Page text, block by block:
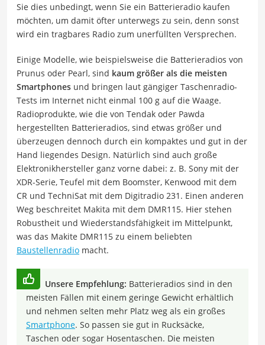
Sie dies unbedingt, wenn Sie ein Batterieradio kaufen
möchten, um damit öfter unterwegs zu sein, denn sonst
wird ein tragbares Radio zum unerfüllten Versprechen.
Einige Modelle, wie beispielsweise die Batterieradios von
Prunus oder Pearl, sind kaum größer als die meisten
Smartphones und bringen laut gängiger Taschenradio-
Tests im Internet nicht einmal 100 g auf die Waage.
Radioprodukte, wie die von Tendak oder Pawda
hergestellten Batterieradios, sind etwas größer und
überzeugen dennoch durch ein kompaktes und gut in der
Hand liegendes Design. Natürlich sind auch große
Elektronikhersteller ganz vorne dabei: z. B. Sony mit der
XDR-Serie, Teufel mit dem Boomster, Kenwood mit dem
CR und TechniSat mit dem Digitradio 231. Einen anderen
Weg beschreitet Makita mit dem DMR115. Hier stehen
Robustheit und Wiederstandsfähigkeit im Mittelpunkt,
was das Makite DMR115 zu einem beliebten
Baustellenradio macht.
Unsere Empfehlung: Batterieradios sind in den
meisten Fällen mit einem geringe Gewicht erhältlich
und nehmen selten mehr Platz weg als ein großes
Smartphone. So passen sie gut in Rucksäcke,
Taschen oder sogar Hosentaschen. Die meisten